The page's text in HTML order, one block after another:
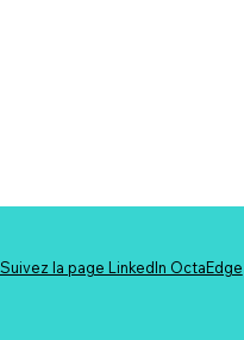
Suivez la page LinkedIn OctaEdge